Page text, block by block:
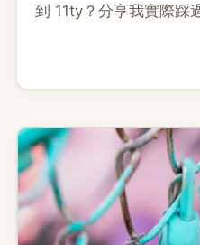
到 11ty？分享我實際踩